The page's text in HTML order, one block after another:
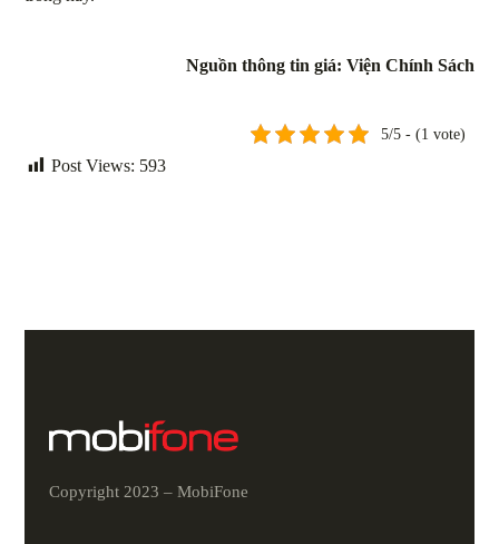
Nguồn thông tin giá: Viện Chính Sách
5/5 - (1 vote)
Post Views: 593
Copyright 2023 – MobiFone